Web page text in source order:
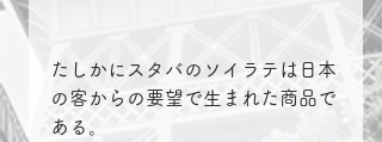
たしかにスタバのソイラテは日本
の客からの要望で生まれた商品で
ある。